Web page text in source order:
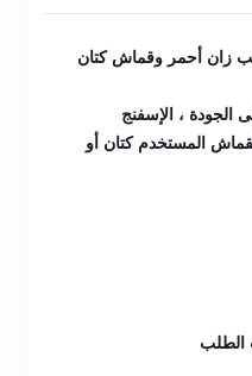
زان أحمر وقماش كتان
، الإسفنج
المستخدم كتان أو
الطلب